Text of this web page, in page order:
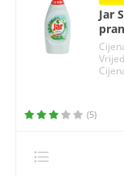
Jar
(5)